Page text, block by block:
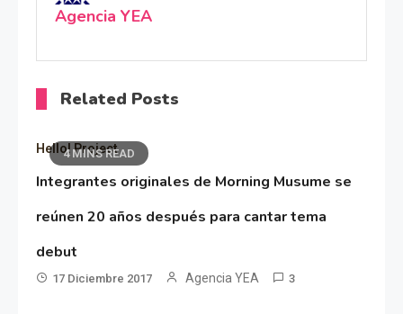
Agencia YEA
Related Posts
4 MINS READ
Hello! Project
Integrantes originales de Morning Musume se
reúnen 20 años después para cantar tema
debut
17 Diciembre 2017 Agencia YEA 3